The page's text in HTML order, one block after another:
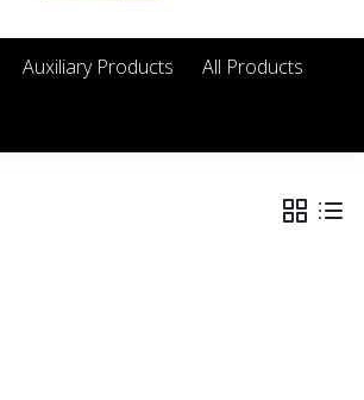
Auxiliary Products All Products